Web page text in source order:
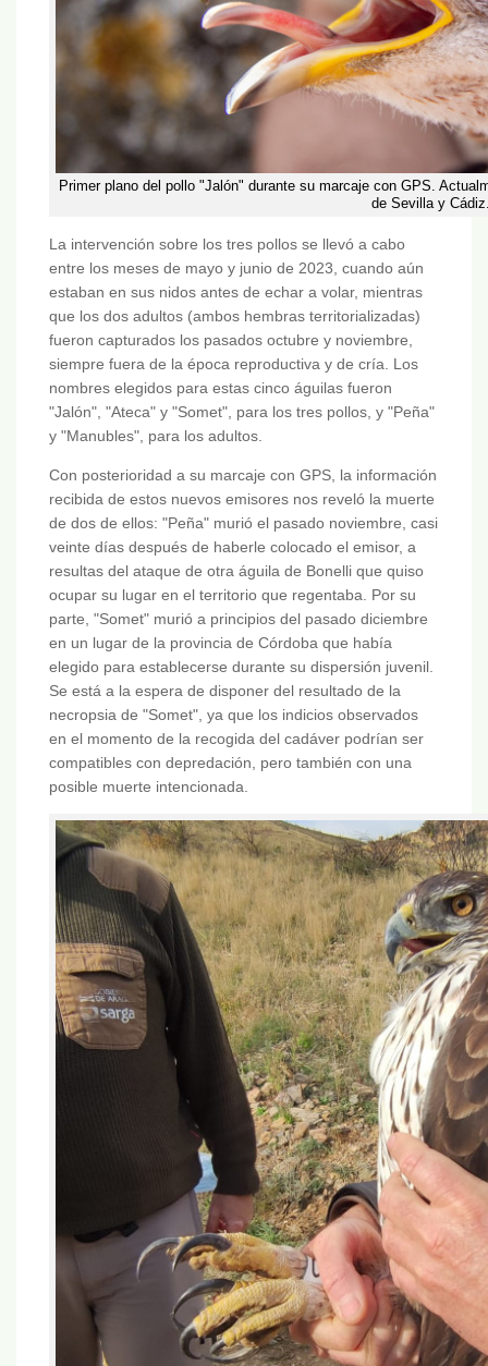
Primer plano del pollo "Jalón" durante su marcaje con GPS.
de Sevilla y
La intervención sobre los tres pollos se llevó a cabo
entre los meses de mayo y junio de 2023, cuando aún
estaban en sus nidos antes de echar a volar, mientras
que los dos adultos (ambos hembras territorializadas)
fueron capturados los pasados octubre y noviembre,
siempre fuera de la época reproductiva y de cría. Los
nombres elegidos para estas cinco águilas fueron
"Jalón", "Ateca" y "Somet", para los tres pollos, y "Peña"
y "Manubles", para los adultos.
Con posterioridad a su marcaje con GPS, la información
recibida de estos nuevos emisores nos reveló la muerte
de dos de ellos: "Peña" murió el pasado noviembre, casi
veinte días después de haberle colocado el emisor, a
resultas del ataque de otra águila de Bonelli que quiso
ocupar su lugar en el territorio que regentaba. Por su
parte, "Somet" murió a principios del pasado diciembre
en un lugar de la provincia de Córdoba que había
elegido para establecerse durante su dispersión juvenil.
Se está a la espera de disponer del resultado de la
necropsia de "Somet", ya que los indicios observados
en el momento de la recogida del cadáver podrían ser
compatibles con depredación, pero también con una
posible muerte intencionada.